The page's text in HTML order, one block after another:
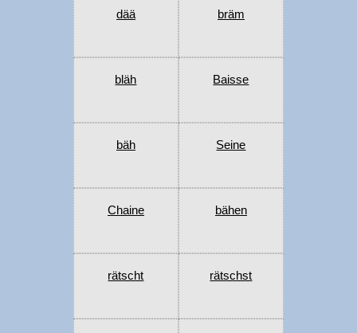
dää bräm
bläh Baisse
bäh Seine
Chaine bähen
rätscht rätschst